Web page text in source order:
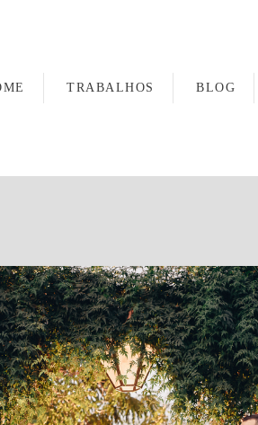
TRABALHOS BLOG